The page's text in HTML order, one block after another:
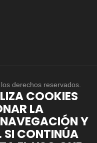
derechos reservados.
COOKIES
LA
Y
SI CONTINÚA